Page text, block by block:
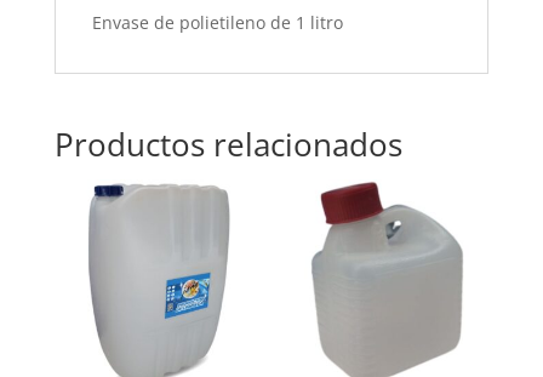
Envase de polietileno de 1 litro
Productos relacionados